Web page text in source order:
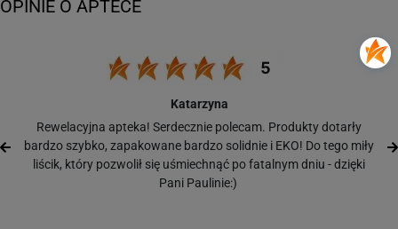
Katarzyna
Rewelacyjna apteka! Serdecznie polecam. Produkty dotarły
bardzo szybko, zapakowane bardzo solidnie i EKO! Do tego miły
liścik, który pozwolił się uśmiechnąć po fatalnym dniu - dzięki
Pani Paulinie:)